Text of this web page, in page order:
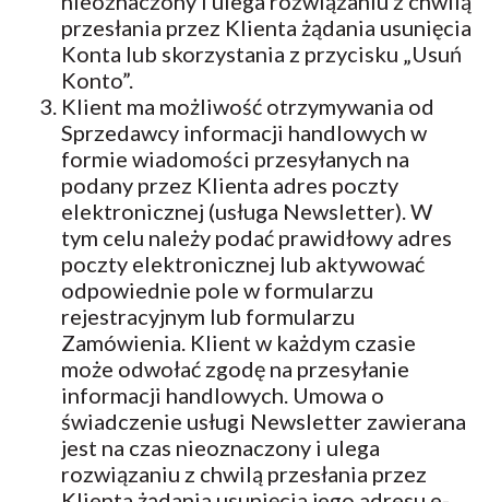
przesłania przez Klienta żądania usunięcia
Konta lub skorzystania z przycisku „Usuń
Konto”.
Klient ma możliwość otrzymywania od
Sprzedawcy informacji handlowych w
formie wiadomości przesyłanych na
podany przez Klienta adres poczty
elektronicznej (usługa Newsletter). W
tym celu należy podać prawidłowy adres
poczty elektronicznej lub aktywować
odpowiednie pole w formularzu
rejestracyjnym lub formularzu
Zamówienia. Klient w każdym czasie
może odwołać zgodę na przesyłanie
informacji handlowych. Umowa o
świadczenie usługi Newsletter zawierana
jest na czas nieoznaczony i ulega
rozwiązaniu z chwilą przesłania przez